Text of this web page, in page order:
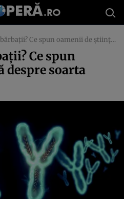
spun oamenii de ştiinţă despre soarta cromozomului Y
Ce spun
despre soarta